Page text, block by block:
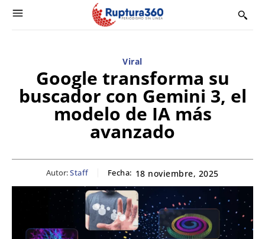
Viral
Google transforma su
buscador con Gemini 3, el
modelo de IA más
avanzado
Autor:Staff Fecha: 18 noviembre, 2025